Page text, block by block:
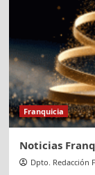
Franquicia
Noticias
Dpto. Redacción